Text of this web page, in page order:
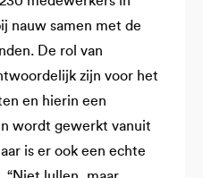
nauw samen met de
De rol van
zijn voor het
en hierin een
wordt gewerkt vanuit
is er ook een echte